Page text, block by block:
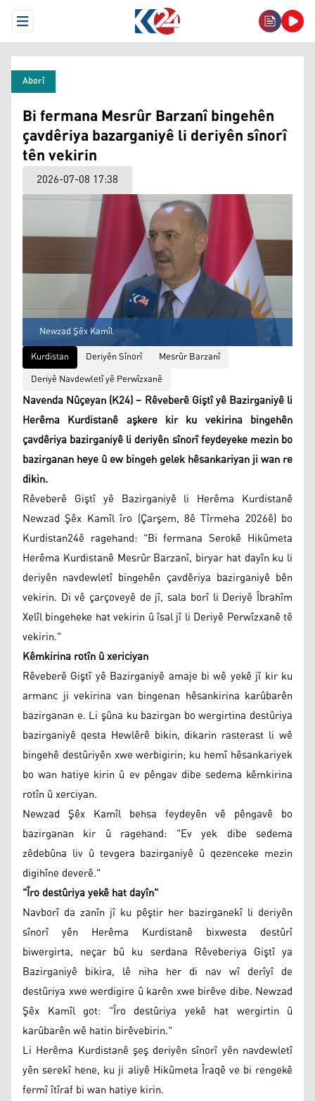
Open Menu
Aborî
Bi fermana Mesrûr Barzanî bingehên
çavdêriya bazarganiyê li deriyên sînorî
tên vekirin
2026-07-08 17:38
Newzad Şêx Kamîl
Kurdistan
Deriyên Sînorî
Mesrûr Barzanî
Deriyê Navdewletî yê Perwîzxanê
Navenda Nûçeyan (K24) – Rêveberê Giştî yê Bazirganiyê li
Herêma Kurdistanê aşkere kir ku vekirina bingehên
çavdêriya bazirganiyê li deriyên sînorî feydeyeke mezin bo
bazirganan heye û ew bingeh gelek hêsankariyan ji wan re
dikin.
Rêveberê Giştî yê Bazirganiyê li Herêma Kurdistanê
Newzad Şêx Kamîl îro (Çarşem, 8ê Tîrmeha 2026ê) bo
Kurdistan24ê ragehand: "Bi fermana Serokê Hikûmeta
Herêma Kurdistanê Mesrûr Barzanî, biryar hat dayîn ku li
deriyên navdewletî bingehên çavdêriya bazirganiyê bên
vekirin. Di vê çarçoveyê de jî, sala borî li Deriyê Îbrahîm
Xelîl bingeheke hat vekirin û îsal jî li Deriyê Perwîzxanê tê
vekirin."
Kêmkirina rotîn û xericiyan
Rêveberê Giştî yê Bazirganiyê amaje bi wê yekê jî kir ku
armanc ji vekirina van bingenan hêsankirina karûbarên
bazirganan e. Li şûna ku bazirgan bo wergirtina destûriya
bazirganiyê qesta Hewlêrê bikin, dikarin rasterast li wê
bingehê destûriyên xwe werbigirin; ku hemî hêsankariyek
bo wan hatiye kirin û ev pêngav dibe sedema kêmkirina
rotîn û xerciyan.
Newzad Şêx Kamîl behsa feydeyên vê pêngavê bo
bazirganan kir û ragehand: "Ev yek dibe sedema
zêdebûna liv û tevgera bazirganiyê û qezenceke mezin
digihîne deverê."
"Îro destûriya yekê hat dayîn"
Navborî da zanîn jî ku pêştir her bazirganekî li deriyên
sînorî yên Herêma Kurdistanê bixwesta destûrî
biwergirta, neçar bû ku serdana Rêveberiya Giştî ya
Bazirganiyê bikira, lê niha her di nav wî derîyî de
destûriya xwe werdigire û karên xwe birêve dibe. Newzad
Şêx Kamîl got: "Îro destûriya yekê hat wergirtin û
karûbarên wê hatin birêvebirin."
Li Herêma Kurdistanê şeş deriyên sînorî yên navdewletî
yên serekî hene, ku ji aliyê Hikûmeta Îraqê ve bi rengekê
fermî îtîraf bi wan hatiye kirin.